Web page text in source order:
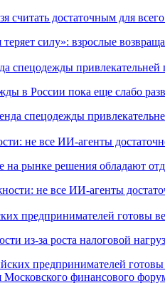
считать достаточным для
спецодежды привлекательней
в России пока еще слабо
не все ИИ-агенты
на рынке решения обладают
предпринимателей готовы
из-за роста налоговой
Московского финансового